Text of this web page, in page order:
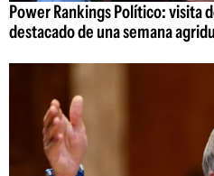
Power Rankings Político: visita
destacado de una semana